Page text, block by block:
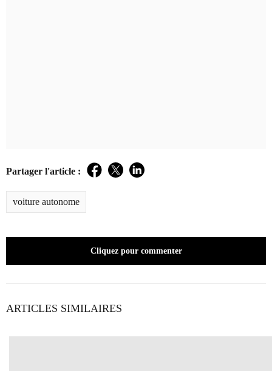
Partager l'article : Facebook
TwitterLinkedIn
voiture autonome
Cliquez pour commenter
ARTICLES SIMILAIRES